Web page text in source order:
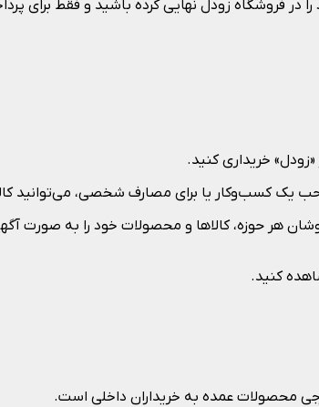
در فروشگاه زودل نهایی کرده باشید و فقط برای
خریداری کنید.
یک کسب‌وکار یا برای مصارف شخصی، می‌توانید
هر حوزه، کالاها و محصولات خود را به صورت
کنید.
محصولات عمده به خریداران داخلی است.